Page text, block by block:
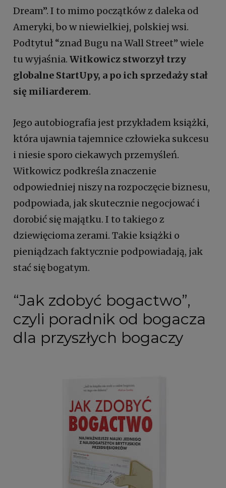
Dream”. I to mimo początków z daleka od
Ameryki, bo w niewielkiej, polskiej wsi.
Podtytuł “znad Bugu na Wall Street” wiele
tu wyjaśnia. Witkowicz stworzył trzy
globalne StartUpy, a po ich sprzedaży stał
się miliarderem.
Jego autobiografia jest przykładem książki,
która ujawnia tajemnice człowieka sukcesu
i niesie sporo ciekawych przemyśleń.
Witkowicz podkreśla znaczenie
odpowiedniej niszy na rozpoczęcie biznesu,
podpowiada, jak skutecznie negocjować i
dorobić się majątku. I to takiego z
dziewięcioma zerami. Takie książki o
pieniądzach faktycznie podpowiadają, jak
stać się bogatym.
“Jak zdobyć bogactwo”,
czyli poradnik od bogacza
dla przyszłych bogaczy